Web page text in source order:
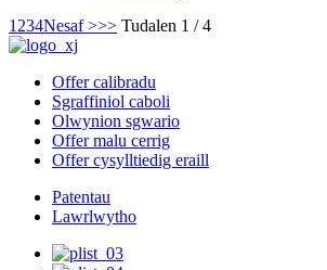
1 234Nesaf >>> Tudalen 1 / 4
Offer calibradu
Sgraffiniol caboli
Olwynion sgwario
Offer malu cerrig
Offer cysylltiedig eraill
Patentau
Lawrlwytho